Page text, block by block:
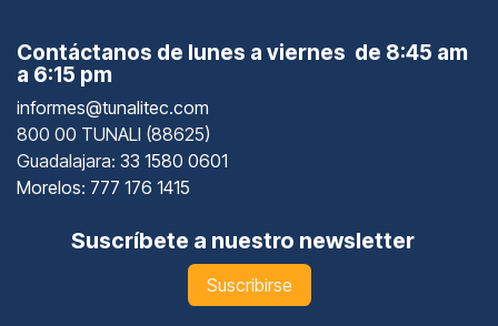
Contáctanos de lunes a viernes de 8:45 am
a 6:15 pm
informes@tunalitec.com
800 00 TUNALI (88625)
Guadalajara: 33 1580 0601
Morelos: 777 176 1415
Suscríbete a nuestro newsletter
Suscribirse